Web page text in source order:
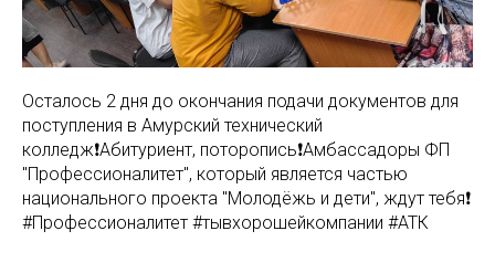
Осталось 2 дня до окончания подачи документов для
поступления в Амурский технический
колледж❗Абитуриент, поторопись❗Амбассадоры ФП
"Профессионалитет", который является частью
национального проекта "Молодёжь и дети", ждут тебя❗
#Профессионалитет #тывхорошейкомпании #АТК